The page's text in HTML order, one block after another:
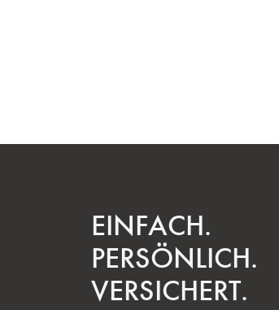
EINFACH.
PERSÖNLICH.
VERSICHERT.